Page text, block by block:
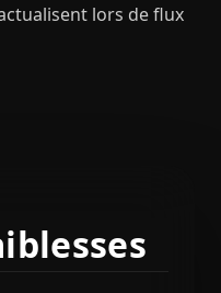
lors de flux